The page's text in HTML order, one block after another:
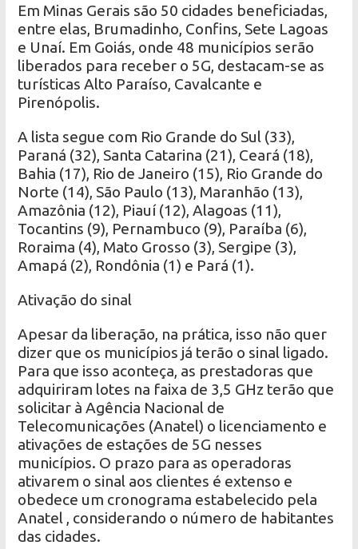
Em Minas Gerais são 50 cidades beneficiadas,
entre elas, Brumadinho, Confins, Sete Lagoas
e Unaí. Em Goiás, onde 48 municípios serão
liberados para receber o 5G, destacam-se as
turísticas Alto Paraíso, Cavalcante e
Pirenópolis.
A lista segue com Rio Grande do Sul (33),
Paraná (32), Santa Catarina (21), Ceará (18),
Bahia (17), Rio de Janeiro (15), Rio Grande do
Norte (14), São Paulo (13), Maranhão (13),
Amazônia (12), Piauí (12), Alagoas (11),
Tocantins (9), Pernambuco (9), Paraíba (6),
Roraima (4), Mato Grosso (3), Sergipe (3),
Amapá (2), Rondônia (1) e Pará (1).
Ativação do sinal
Apesar da liberação, na prática, isso não quer
dizer que os municípios já terão o sinal ligado.
Para que isso aconteça, as prestadoras que
adquiriram lotes na faixa de 3,5 GHz terão que
solicitar à Agência Nacional de
Telecomunicações (Anatel) o licenciamento e
ativações de estações de 5G nesses
municípios. O prazo para as operadoras
ativarem o sinal aos clientes é extenso e
obedece um cronograma estabelecido pela
Anatel , considerando o número de habitantes
das cidades.